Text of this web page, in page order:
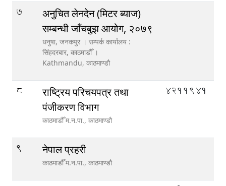
7
अनुचित लेनदेन (मिटर ब्याज)
सम्बन्धी जाँचबुझ आयोग, २०७९
धनुषा, जनकपुर । सम्पर्क कार्यालय :
सिंहदरबार, काठमाडौँ ।
Kathmandu, काठमाण्डौ
8
राष्ट्रिय परिचयपत्र तथा
पंजीकरण विभाग
काठमाडौँ म.न.पा., काठमाण्डौ
4211941
9 नेपाल प्रहरी
काठमाडौँ म.न.पा., काठमाण्डौ